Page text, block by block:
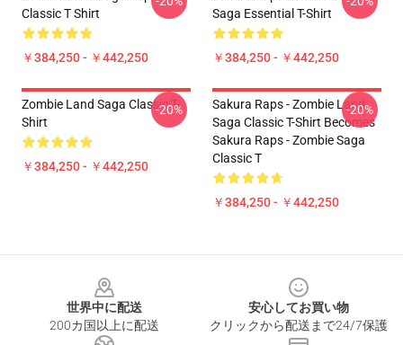
Classic T Shirt
￥384,250 - ￥442,250
Saga Essential T-Shirt
￥384,250 - ￥442,250
Zombie Land Saga Classic T-
Shirt
￥384,250 - ￥442,250
-20%
Sakura Raps - Zombie Land
Saga Classic T-Shirt Becomes
Sakura Raps - Zombie Saga
Classic T
￥384,250 - ￥442,250
-20%
世界中に配送
200カ国以上に配送
安心してお買い物
クリックから配送まで24/7保護